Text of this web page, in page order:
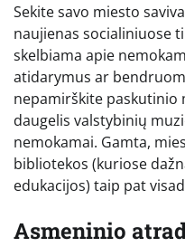
Sekite savo miesto
naujienas socialiniuose
skelbiama apie
atidarymus ar
nepamirškite paskutinio
daugelis valstybinių
nemokamai. Gamta,
bibliotekos (kuriose
edukacijos) taip pat
Asmeninio